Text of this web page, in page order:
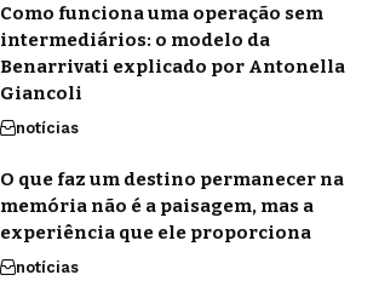
Como funciona uma operação sem
intermediários: o modelo da
Benarrivati explicado por Antonella
Giancoli
notícias
O que faz um destino permanecer na
memória não é a paisagem, mas a
experiência que ele proporciona
notícias